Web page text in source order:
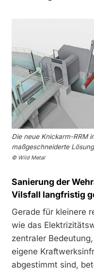
Die neue Knickarm-RRM
maßgeschneiderte Lösung
© Wild Metal
Sanierung der
Vilsfall langfristig
Gerade für kleinere
wie das
zentraler
eigene
abgestimmt sind,